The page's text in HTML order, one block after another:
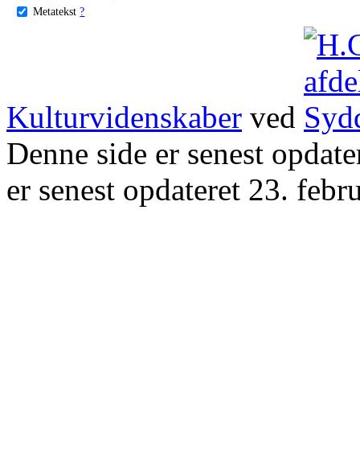
Metatekst ?
Kulturvidenskaber ved
Denne side er senest
er senest opdateret 23.